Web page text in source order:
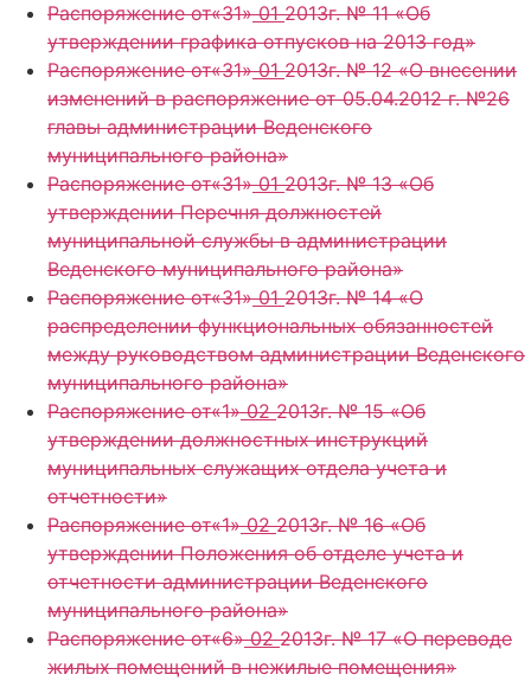
Распоряжение от«31»012013г. № 11 «Об
утверждении графика отпусков на 2013 год»
Распоряжение от«31»012013г. № 12 «О внесении
изменений в распоряжение от 05.04.2012 г. №26
главы администрации Веденского
муниципального района»
Распоряжение от«31»012013г. № 13 «Об
утверждении Перечня должностей
муниципальной службы в администрации
Веденского муниципального района»
Распоряжение от«31»012013г. № 14 «О
распределении функциональных обязанностей
между руководством администрации Веденского
муниципального района»
Распоряжение от«1»022013г. № 15 «Об
утверждении должностных инструкций
муниципальных служащих отдела учета и
отчетности»
Распоряжение от«1»022013г. № 16 «Об
утверждении Положения об отделе учета и
отчетности администрации Веденского
муниципального района»
Распоряжение от«6»022013г. № 17 «О переводе
жилых помещений в нежилые помещения»